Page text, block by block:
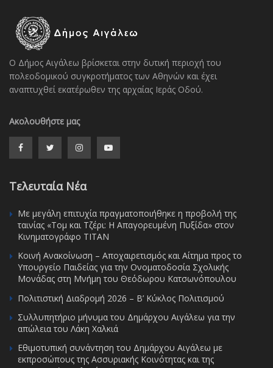
Ο Δήμος Αιγάλεω βρίσκεται στην δυτική περιοχή του
πολεοδομικού συγκροτήματος των Αθηνών και έχει
αναπτυχθεί εκατέρωθεν της αρχαίας Ιεράς Οδού.
Ακολουθήστε μας
Τελευταία Νέα
Με μεγάλη επιτυχία πραγματοποιήθηκε η προβολή της
ταινίας «Τομ και Τζέρι: Η Απαγορευμένη Πυξίδα» στον
Κινηματογράφο ΤΙΤΑΝ
Κοινή Ανακοίνωση – Αποχαιρετισμός και Αίτημα προς το
Υπουργείο Παιδείας για την Ονοματοδοσία Σχολικής
Μονάδας στη Μνήμη του Θεόδωρου Κατσωνόπουλου
Πολιτιστική Διαδρομή 2026 – Β’ Κύκλος Πολιτισμού
Συλλυπητήριο μήνυμα του Δημάρχου Αιγάλεω για την
απώλεια του Λάκη Χαλκιά
Εθιμοτυπική συνάντηση του Δημάρχου Αιγάλεω με
εκπροσώπους της Ασσυριακής Κοινότητας και της